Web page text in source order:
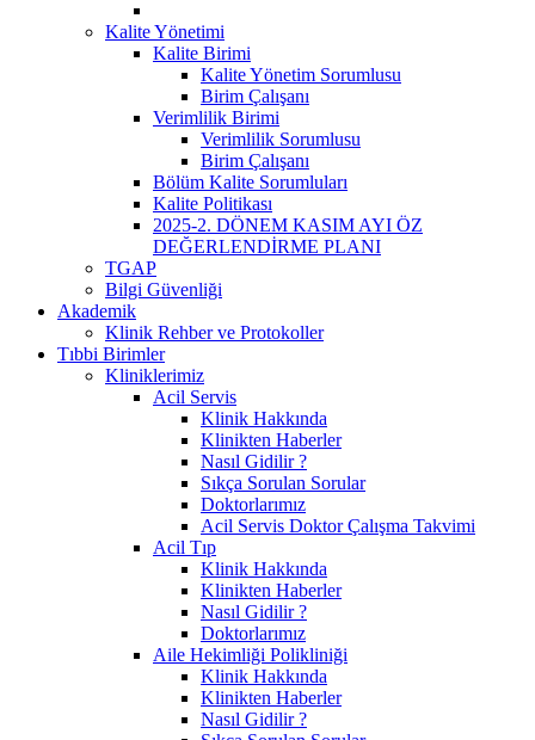
Kalite Yönetimi
Kalite Birimi
Kalite Yönetim Sorumlusu
Birim Çalışanı
Verimlilik Birimi
Verimlilik Sorumlusu
Birim Çalışanı
Bölüm Kalite Sorumluları
Kalite Politikası
2025-2. DÖNEM KASIM AYI ÖZ
DEĞERLENDİRME PLANI
TGAP
Bilgi Güvenliği
Akademik
Klinik Rehber ve Protokoller
Tıbbi Birimler
Kliniklerimiz
Acil Servis
Klinik Hakkında
Klinikten Haberler
Nasıl Gidilir ?
Sıkça Sorulan Sorular
Doktorlarımız
Acil Servis Doktor Çalışma Takvimi
Acil Tıp
Klinik Hakkında
Klinikten Haberler
Nasıl Gidilir ?
Doktorlarımız
Aile Hekimliği Polikliniği
Klinik Hakkında
Klinikten Haberler
Nasıl Gidilir ?